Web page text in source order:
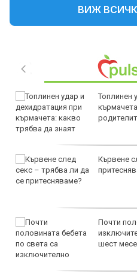
ВИЖ
Топлинен
Кървене
Почти
шест